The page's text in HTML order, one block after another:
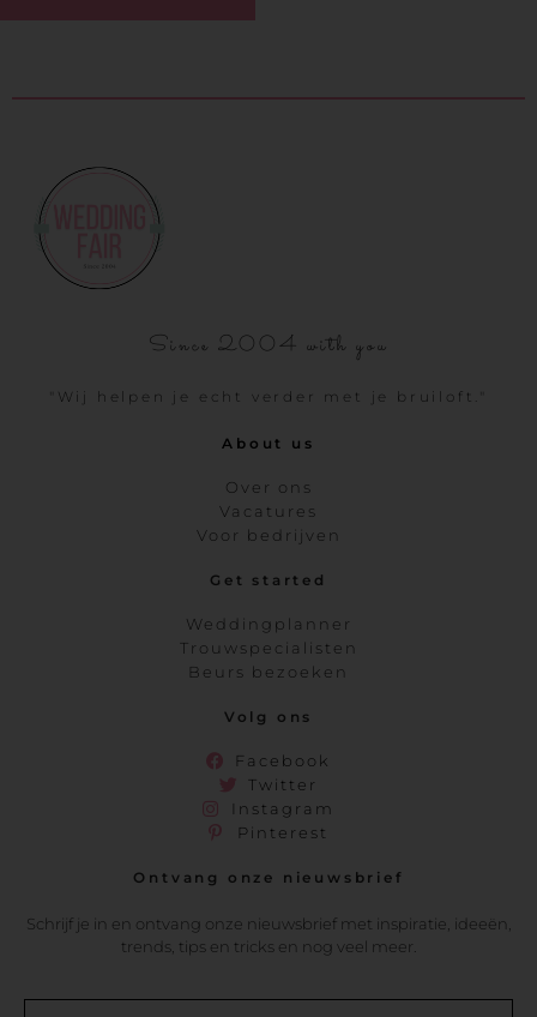
Since 2004 with you
"Wij helpen je echt verder met je bruiloft."
About us
Over ons
Vacatures
Voor bedrijven
Get started
Weddingplanner
Trouwspecialisten
Beurs bezoeken
Volg ons
Facebook
Twitter
Instagram
Pinterest
Ontvang onze nieuwsbrief
Schrijf je in en ontvang onze nieuwsbrief met inspiratie, ideeën,
trends, tips en tricks en nog veel meer.